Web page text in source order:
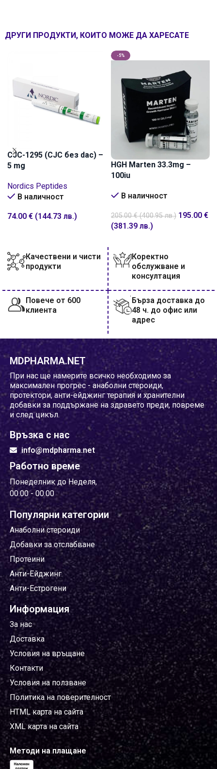
ДРУГИ ПРОДУКТИ, КОИТО МОЖЕ ДА ХАРЕСАТЕ
CJC-1295 (CJC без dac) –
5 mg
Nordics Peptides
В наличност
74.00 € (144.73 лв.)
-5%
HGH Marten 33.3mg –
100iu
В наличност
205.00€ (400.95 лв.) 195.00 €
(381.39 лв.)
Качествени и чисти
продукти
Коректно
обслужване и
консултация
Повече от 600
клиента
Бърза доставка до
48 ч. до офис или
адрес
MDPHARMA.NET
При нас ще намерите всичко необходимо за
максимален прогрес - анаболни стероиди,
протектори, анти-ейджинг терапия и хранителни
добавки за поддържане на здравето преди, повреме
и след цикъл.
Връзка с нас
info@mdpharma.net
Работно време
Понеделник до Неделя,
00.00 - 00.00
Популярни категории
Анаболни стероиди
Добавки за отслабване
Протеини
Анти-Ейджинг
Анти-Естрогени
Информация
За нас
Доставка
Условия на връщане
Контакти
Условия на ползване
Политика на поверителност
HTML карта на сайта
XML карта на сайта
Методи на плащане